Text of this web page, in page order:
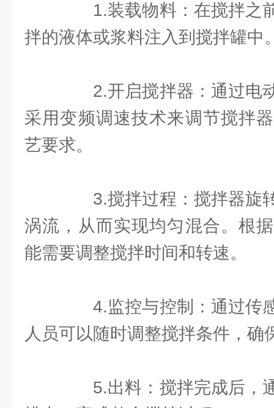
1.装载物料：在搅拌之
拌的液体或浆料注入到搅拌罐中
2.开启搅拌器：通过电
采用变频调速技术来调节搅拌
艺要求。
3.搅拌过程：搅拌器旋
涡流，从而实现均匀混合。根
能需要调整搅拌时间和转速。
4.监控与控制：通过传
人员可以随时调整搅拌条件，确
5.出料：搅拌完成后，